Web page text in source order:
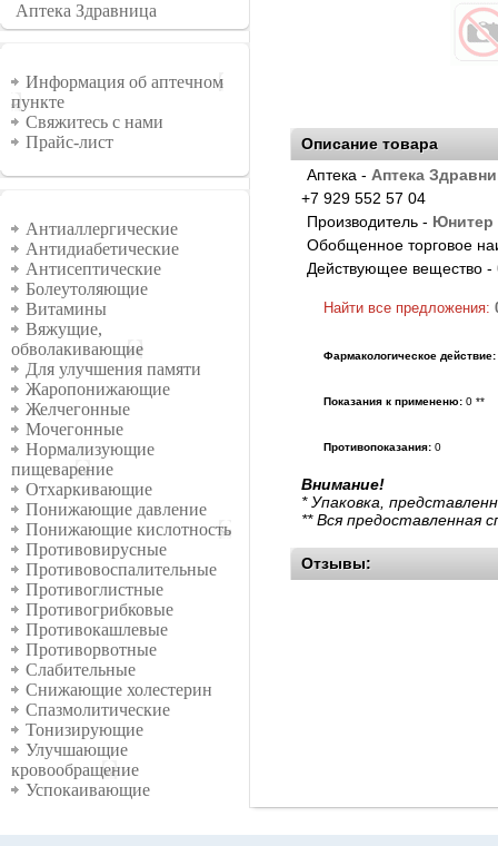
�������
Аптека Здравница
Информация
Информация об аптечном
пункте
Свяжитесь с нами
Прайс-лист
Группы
Антиаллергические
Антидиабетические
Антисептические
Болеутоляющие
Витамины
Вяжущие,
обволакивающие
Для улучшения памяти
Жаропонижающие
Желчегонные
Мочегонные
Нормализующие
пищеварение
Отхаркивающие
Понижающие давление
Понижающие кислотность
Противовирусные
Противовоспалительные
Противоглистные
Противогрибковые
Противокашлевые
Противорвотные
Слабительные
Снижающие холестерин
Спазмолитические
Тонизирующие
Улучшающие
кровообращение
Успокаивающие
Описание товара
Аптека - Аптека
+7 929 552 57 04
Производитель - Юнитер
Обобщенное торговое
Действующее вещество -
Найти все предложения:
Фармакологическое действие:
Показания к примененю: 0 **
Противопоказания: 0
Внимание!
* Упаковка,
** Вся предоставленная
Отзывы: